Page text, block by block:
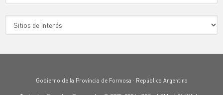
Gobierno de la Provincia de Formosa · República Argentina